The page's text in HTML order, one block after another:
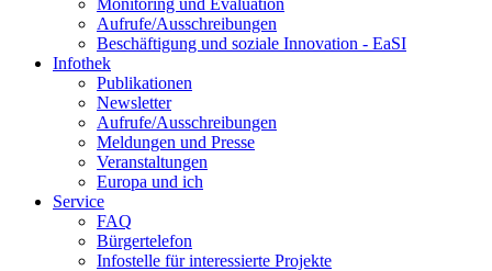
Mo­ni­to­ring und Eva­lua­ti­on
Auf­ru­fe/Aus­schrei­bun­gen
Be­schäf­ti­gung und so­zia­le In­no­va­ti­on - Ea­SI
In­fo­thek
Pu­bli­ka­tio­nen
Newslet­ter
Auf­ru­fe/Aus­schrei­bun­gen
Mel­dun­gen und Pres­se
Ver­an­stal­tun­gen
Eu­ro­pa und ich
Ser­vice
FAQ
Bür­ger­te­le­fon
In­fo­stel­le für in­ter­es­sier­te Pro­jek­te